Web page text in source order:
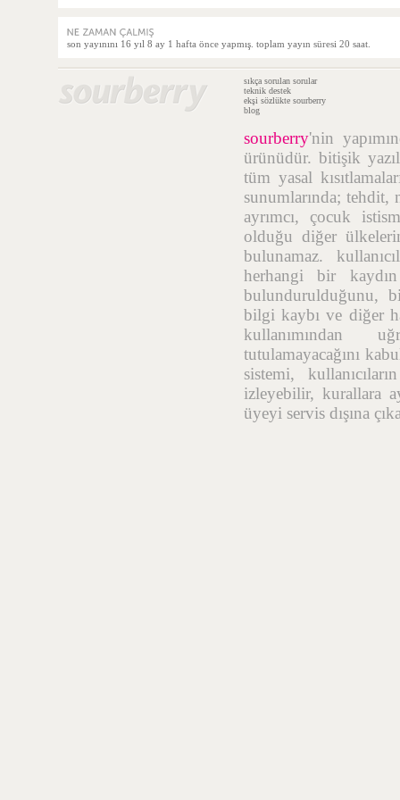
son yayınını 16 yıl 8 ay 1 hafta önce yapmış. toplam yayın süresi 20 saat.
sıkça sorulan sorular
teknik destek
ekşi sözlükte sourberry
blog
sourberry'nin
ürünüdür. bitişik
tüm yasal
sunumlarında; tehdit,
ayrımcı, çocuk
olduğu diğer ülkelerin
bulunamaz.
herhangi bir
bulundurulduğunu,
bilgi kaybı ve diğer
kullanımından
tutulamayacağını
sistemi,
izleyebilir, kurallara
üyeyi servis dışına